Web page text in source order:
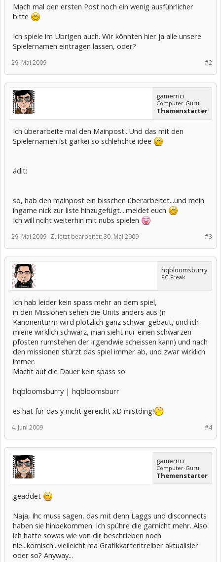
Mach mal den ersten Post noch ein wenig ausführlicher
bitte
Ich spiele im Übrigen auch. Wir könnten hier ja alle unsere
Spielernamen eintragen lassen, oder?
#2
29. Mai 2009
gamerrici
Computer-Guru
Themenstarter
Ich überarbeite mal den Mainpost...Und das mit den
Spielernamen ist garkei so schlehchte idee
ädit:
so, hab den mainpost ein bisschen überarbeitet...und mein
ingame nick zur liste hinzugefügt....meldet euch
Ich will nciht weiterhin mit nubs spielen
#3
29. Mai 2009 Zuletzt bearbeitet: 30. Mai 2009
hqbloomsburry
PC-Freak
Ich hab leider kein spass mehr an dem spiel,
in den Missionen sehen die Units anders aus (n
Kanonenturm wird plötzlich ganz schwar gebaut, und ich
miene wirklich schwarz, man sieht nur einen schwarzen
pfosten rumstehen der irgendwie scheissen kann) und nach
den missionen stürzt das spiel immer ab, und zwar wirklich
immer.
Macht auf die Dauer kein spass so.
hqbloomsburry | hqbloomsburr
es hat für das y nicht gereicht xD mistding!
#4
4. Juni 2009
gamerrici
Computer-Guru
Themenstarter
geaddet
Naja, Ihc muss sagen, das mit denn Laggs und disconnects
haben sie hinbekommen. Ich spühre die garnicht mehr. Also
ich hatte sowas wie von dir beschrieben noch
nie...komisch...vielleicht ma Grafikkartentreiber aktualisier
oder so? Anyway...